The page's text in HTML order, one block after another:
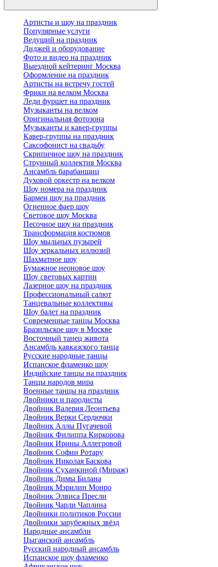
Артисты и шоу на праздник
Популярные услуги
Ведущий на праздник
Диджей и оборудование
Фото и видео на праздник
Выездной кейтеринг Москва
Оформление на праздник
Артисты на встречу гостей
Фрики на велком Москва
Леди фуршет на праздник
Музыканты на велком
Оригинальная фотозона
Музыканты и кавер-группы
Кавер-группы на праздник
Саксофонист на свадьбу
Скрипичное шоу на праздник
Струнный коллектив Москва
Ансамбль барабанщиц
Духовой оркестр на велком
Шоу номера на праздник
Бармен шоу на праздник
Огненное фаер шоу
Световое шоу Москва
Песочное шоу на праздник
Трансформация костюмов
Шоу мыльных пузырей
Шоу зеркальных иллюзий
Шахматное шоу
Бумажное неоновое шоу
Шоу световых картин
Лазерное шоу на праздник
Профессиональный салют
Танцевальные коллективы
Шоу балет на праздник
Современные танцы Москва
Бразильское шоу в Москве
Восточный танец живота
Ансамбль кавказского танца
Русские народные танцы
Испанское фламенко шоу
Индийские танцы на праздник
Танцы народов мира
Военные танцы на праздник
Двойники и пародисты
Двойник Валерия Леонтьева
Двойник Верки Сердючки
Двойник Аллы Пугачевой
Двойник Филиппа Киркорова
Двойник Ирины Аллегровой
Двойник Софии Ротару
Двойник Николая Баскова
Двойник Суханкиной (Мираж)
Двойник Димы Билана
Двойник Мэрилин Монро
Двойник Элвиса Пресли
Двойник Чарли Чаплина
Двойники политиков России
Двойники зарубежных звёзд
Народные ансамбли
Цыганский ансамбль
Русский народный ансамбль
Испанское шоу фламенко